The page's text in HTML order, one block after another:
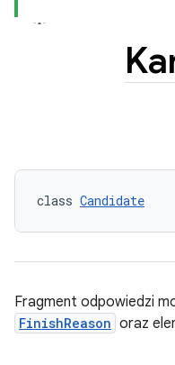
class Candidate
Fragment odpowiedzi
FinishReason oraz